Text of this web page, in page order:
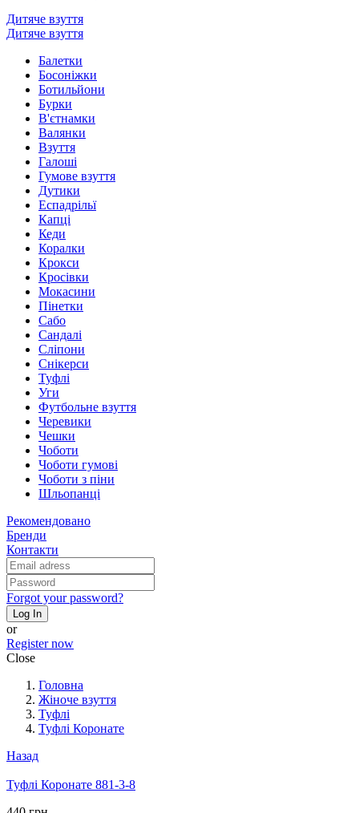
Дитяче взуття
Дитяче взуття
Балетки
Босоніжки
Ботильйони
Бурки
В'єтнамки
Валянки
Взуття
Галоші
Гумове взуття
Дутики
Еспадрільї
Капці
Кеди
Коралки
Крокси
Кросівки
Мокасини
Пінетки
Сабо
Сандалі
Сліпони
Снікерси
Туфлі
Уги
Футбольне взуття
Черевики
Чешки
Чоботи
Чоботи гумові
Чоботи з піни
Шльопанці
Рекомендовано
Бренди
Контакти
Forgot your password?
Log In
or
Register now
Close
Головна
Жіноче взуття
Туфлі
Туфлі Коронате
Назад
Туфлі Коронате 881-3-8